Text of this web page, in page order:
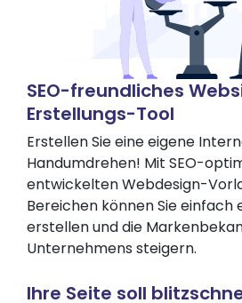
SEO-freundliches
Erstellungs-Tool
Erstellen Sie eine eigene
Handumdrehen! Mit SEO-
entwickelten Webdesign-
Bereichen können Sie einfach
erstellen und die
Unternehmens steigern.
Ihre Seite soll